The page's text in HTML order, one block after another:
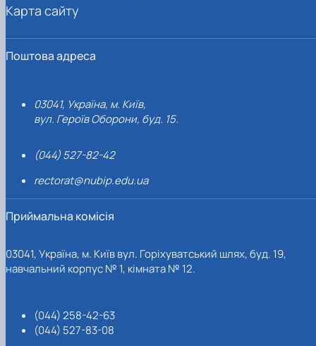
Поштова адреса
03041, Україна, м. Київ,
вул. Героїв Оборони, буд. 15.
(044) 527-82-42
rectorat@nubip.edu.ua
Приймальна комісія
03041, Україна, м. Київ вул. Горіхуватський шлях, буд. 19,
навчальний корпус № 1, кімната № 12.
(044) 258-42-63
(044) 527-83-08
Карта сайту